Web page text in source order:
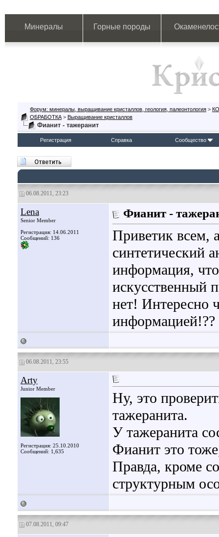
Минералы Горные породы
Форум: минералы, выращивание кристаллов, геология, палеонтология >
ОБРАБОТКА > Выращивание кристаллов
Фианит - тажеранит
Регистрация Справка Сообщество
06.08.2011, 23:23
Lena
Senior Member
Регистрация: 14.06.2011
Сообщений: 136
Фианит -
Приветик всем,
синтетический
информация,
искусственный
нет! Интересно
информацией!??
06.08.2011, 23:55
Arty
Junior Member
Регистрация: 25.10.2010
Сообщений: 1,635
Ну, это
тажеранита.
У тажеранита
Фианит это
Правда, кроме
структурным
07.08.2011, 09:47